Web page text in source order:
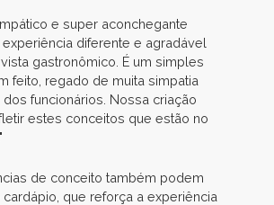
e super aconchegante
diferente e agradável
gastronômico. É um simples
feito, regado de muita simpatia
funcionários. Nossa criação
estes conceitos que estão no
."
de conceito também podem
que reforça a experiência